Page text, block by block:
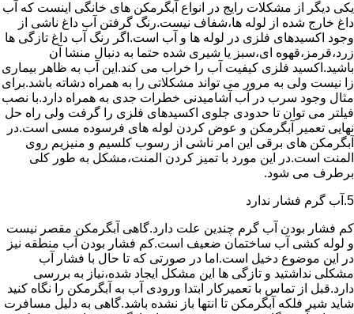
یکی دیگر از مشکلات رایج در انواع آبگرمکن های خانگی اینست که آب
داغ خارج شده از لوله ها،شفاف نیست.رنگ گرفتن آب داغ ناشی از
وجود اکسیدهای فلزی در لوله ها و آب است.اگر رنگ آب داغ تازگی ها
زرد،قرمز،قهوه ای،سبز یا شیری شده حتما به دنبال منشا آن
باشید.اکسید فلزی کیفیت آب را خراب می کند.این آب به ظاهر بیماری
زا نیست ولی به مرور می تواند مشکلاتی را به همراه دشاته باشد.برای
مثال وجود سرب در آب آشامیدنی خطرات جدی به همراه دارد.با نصب
فیلتر می توان تا حدودی جلوی اکسیدهای فلزی را گرفت ولی راه حل
نهایی تعمیر آبگرمکن و عوض کردن لوله های فرسوده مسی است.در
آبگرمکن های برقی این امر ناشی از رسوب کلسیم و منیزیم روی
المنت است.در این مورد با تمیز کردن المنت،مشکل به طور کلی
برطرف می شود.
5.آب گرم فشار ندارد
کم فشار بودن آب گرم چندین علت دارد.گاهی آبگرمکن مقصر نیست
و لوله کشی آب ساختمان ضعیف است.کم فشار بودن آب منطقه نیز
در این موضوع دخیل است.اما در صورتی که تا حال با فشار آب
مشکلی نداشتید و تازگی ها این مشکل ایجاد شده،نیاز به بررسی
دارد.قبل از تماس با تعمیرکار ابتدا ورودی آب به آبگرمکن را نگاه کنید
شاید شیر فلکه آبگرمکن تا انتها باز نشده باشد.گاهی به دلیل مسافرت